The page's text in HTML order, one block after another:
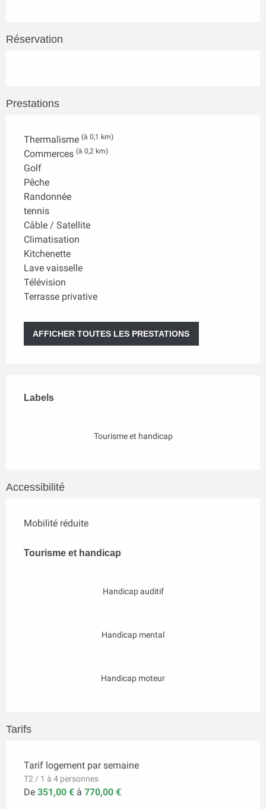
Réservation
Prestations
Thermalisme (à 0,1 km)
Commerces (à 0,2 km)
Golf
Pêche
Randonnée
tennis
Câble / Satellite
Climatisation
Kitchenette
Lave vaisselle
Télévision
Terrasse privative
AFFICHER TOUTES LES PRESTATIONS
Labels
Labels
Tourisme et handicap
Accessibilité
Mobilité réduite
Tourisme et handicap
Tourisme et handicap
Handicap auditif
Handicap mental
Handicap moteur
Tarifs
Tarif logement par semaine
T2 / 1 à 4 personnes
De 351,00 € à 770,00 €